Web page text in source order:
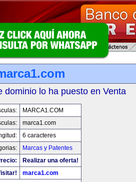
dominio lo ha puesto en Venta
MARCA1.COM
marca1.com
6 caracteres
Marcas y Patentes
Realizar una oferta!
marca1.com